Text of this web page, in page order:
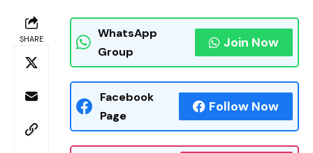
SHARE
WhatsApp
Group
Join Now
Facebook
Page
Follow Now